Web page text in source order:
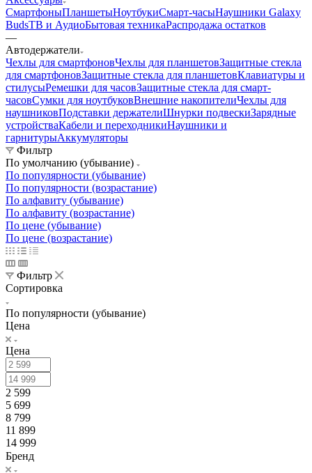
СмартфоныПланшетыНоутбукиСмарт-часыНаушники Galaxy
BudsТВ и АудиоБытовая техникаРаспродажа остатков
—
Автодержатели
Чехлы для смартфоновЧехлы для планшетовЗащитные стекла
для смартфоновЗащитные стекла для планшетовКлавиатуры и
стилусыРемешки для часовЗащитные стекла для смарт-
часовСумки для ноутбуковВнешние накопителиЧехлы для
наушниковПодставки держателиШнурки подвескиЗарядные
устройстваКабели и переходникиНаушники и
гарнитурыАккумуляторы
Фильтр
По умолчанию (убывание)
По популярности (убывание)
По популярности (возрастание)
По алфавиту (убывание)
По алфавиту (возрастание)
По цене (убывание)
По цене (возрастание)
Фильтр
Сортировка
По популярности (убывание)
Цена
Цена
2 599
5 699
8 799
11 899
14 999
Бренд